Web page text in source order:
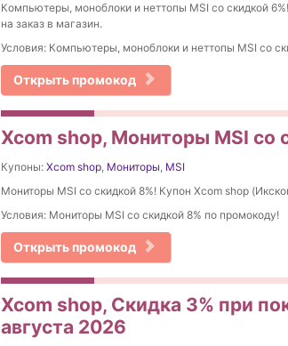
Компьютеры, моноблоки и неттопы MSI со скидкой
на заказ в магазин.
Условия: Компьютеры, моноблоки и неттопы MSI со
Открыть промокод
Xcom shop, Мониторы MSI со
Купоны: Xcom shop, Мониторы, MSI
Мониторы MSI со скидкой 8%! Купон Xcom shop
Условия: Мониторы MSI со скидкой 8% по промокоду!
Открыть промокод
Xcom shop, Скидка 3% при
августа 2026